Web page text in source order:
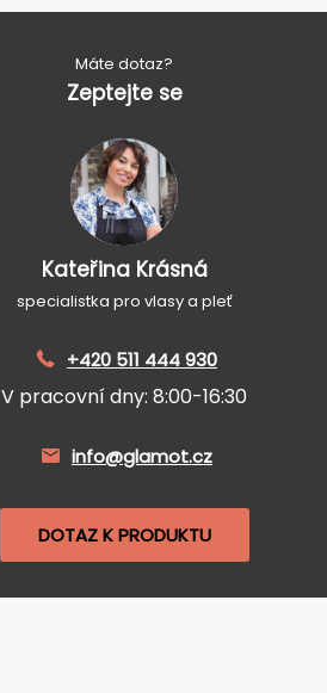
Máte dotaz?
Zeptejte se
Kateřina Krásná
specialistka pro vlasy a pleť
+420 511 444 930
V pracovní dny: 8:00-16:30
info@glamot.cz
DOTAZ K PRODUKTU